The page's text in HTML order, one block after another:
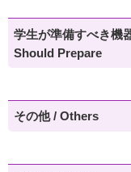
学生が準備すべき機
Should Prepare
その他 / Others